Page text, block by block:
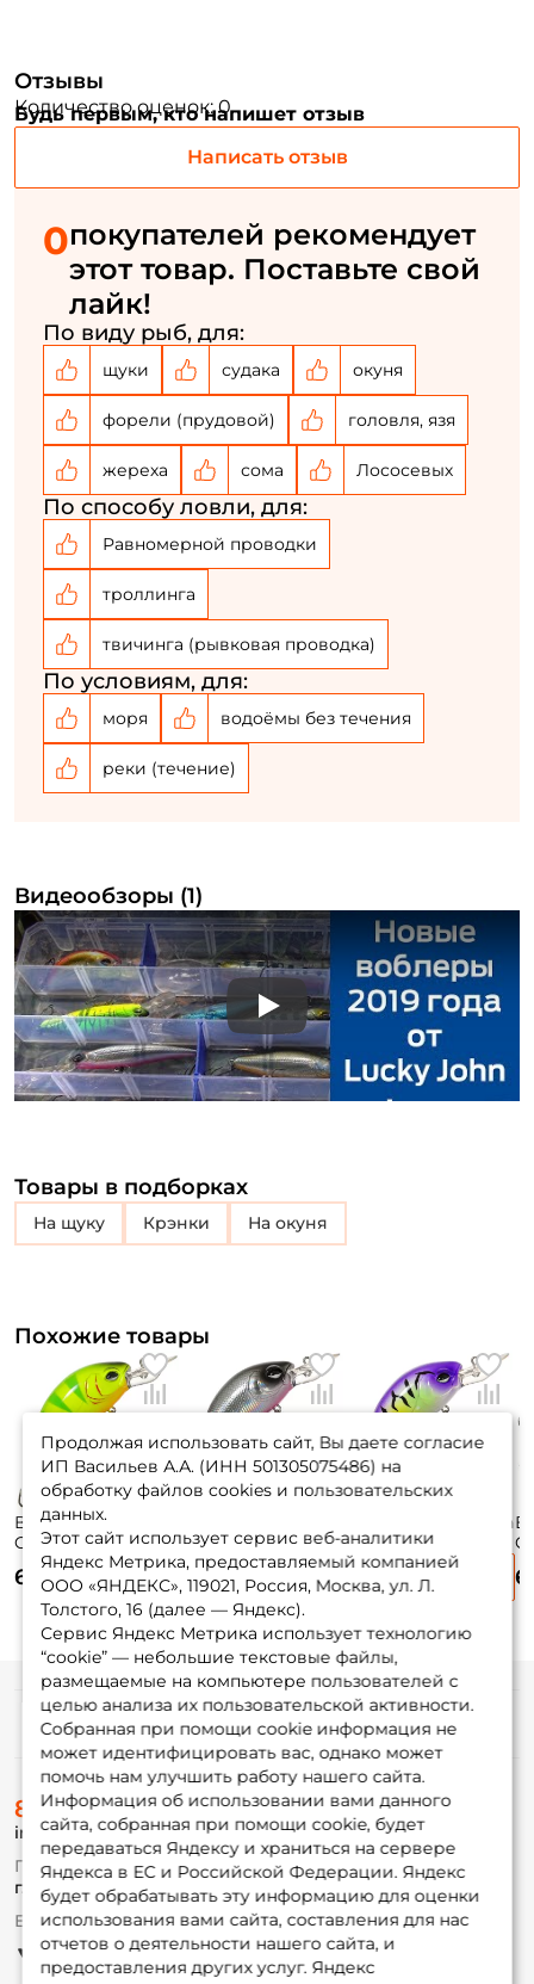
Отзывы
Количество оценок: 0
Будь первым, кто напишет отзыв
Написать отзыв
0покупателей рекомендует
этот товар. Поставьте свой
лайк!
По виду рыб, для:
щуки судака окуня
форели (прудовой) головля, язя
жереха сома Лососевых
По способу ловли, для:
Равномерной проводки
троллинга
твичинга (рывковая проводка)
По условиям, для:
моря водоёмы без течения
реки (течение)
Видеообзоры (1)
Play
Товары в подборках
на щуку крэнки на окуня
Похожие товары
Воблер Lucky John
Original Pilot 4,5см.
7гр. 009 до 2,5м.
floating
640 ₽
Original Pilot 6,5см.
19гр. 003 до 2,5м.
floating
655 ₽
Воблер Lucky John
Original Pilot 6,5см.
19гр. 007 до 2,5м.
floating
655 ₽
Продолжая использовать сайт, Вы даете согласие
ИП Васильев А.А. (ИНН 501305075486) на
обработку файлов cookies и пользовательских
данных.
Этот сайт использует сервис веб-аналитики
Яндекс Метрика, предоставляемый компанией
ООО «ЯНДЕКС», 119021, Россия, Москва, ул. Л.
Толстого, 16 (далее — Яндекс).
Сервис Яндекс Метрика использует технологию
“cookie” — небольшие текстовые файлы,
размещаемые на компьютере пользователей с
целью анализа их пользовательской активности.
Собранная при помощи cookie информация не
может идентифицировать вас, однако может
помочь нам улучшить работу нашего сайта.
Информация об использовании вами данного
сайта, собранная при помощи cookie, будет
передаваться Яндексу и храниться на сервере
Яндекса в ЕС и Российской Федерации. Яндекс
будет обрабатывать эту информацию для оценки
использования вами сайта, составления для нас
отчетов о деятельности нашего сайта, и
предоставления других услуг. Яндекс
Номер телефона: *
Придумайте пароль: *
Повторите пароль: *
Заполняя данную форму вы соглашаетесь на обработку
персональных данных
Создать аккаунт
У меня уже есть аккаунт
Информация
О магазине
Доставка
Оплата
Fox-bonus
Гуру
Партнерская программа
8 (495) 532-77-88
info@foxfishing.ru
По вопросам с заказом
г. Москва, ул. Плеханова д.7
Ежедневно 10:00 до 20:00